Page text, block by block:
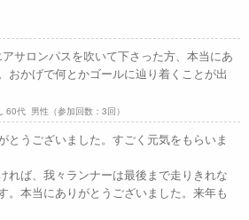
サロンパスを吹いて下さった方、本当にあ
おかげで何とかゴールに辿り着くことが出
代 男性（参加回数：3回）
とうございました。すごく元気をもらいま
れば、我々ランナーは最後まで走りきれな
。本当にありがとうございました。来年も